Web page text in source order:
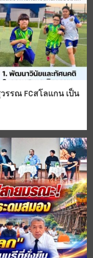
รรณ FCสโลแกน เป็น